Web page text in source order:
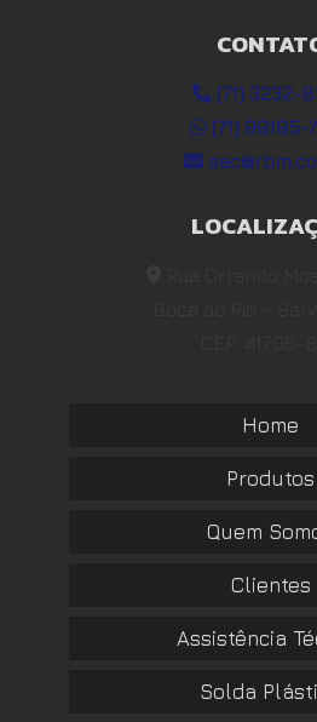
(71) 3232-
(71) 99195-
Home
Produtos
Quem
Clientes
Assistência
Solda